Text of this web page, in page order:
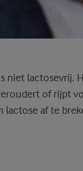
niet lactosevrij.
of rijpt
lactose af te